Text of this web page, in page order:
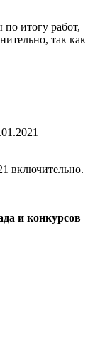
итогу работ,
так как
включительно.
и конкурсов